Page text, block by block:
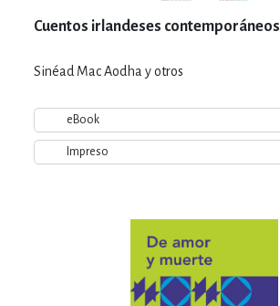
Cuentos irlandeses contemporáneos
Sinéad Mac Aodha y otros
eBook
Impreso